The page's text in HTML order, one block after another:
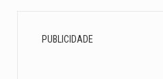
PUBLICIDADE